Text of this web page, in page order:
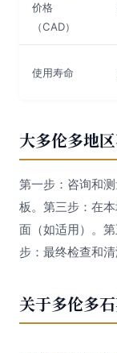
价格
（CAD）
使用寿命
大多伦多地
第一步：咨询和
板。第三步：在
面（如适用）。
步：最终检查和
关于多伦多